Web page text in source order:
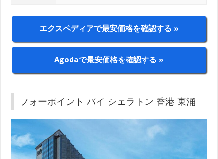
エクスペディアで最安価格を確認する »
Agodaで最安価格を確認する »
フォーポイント バイ シェラトン 香港 東涌